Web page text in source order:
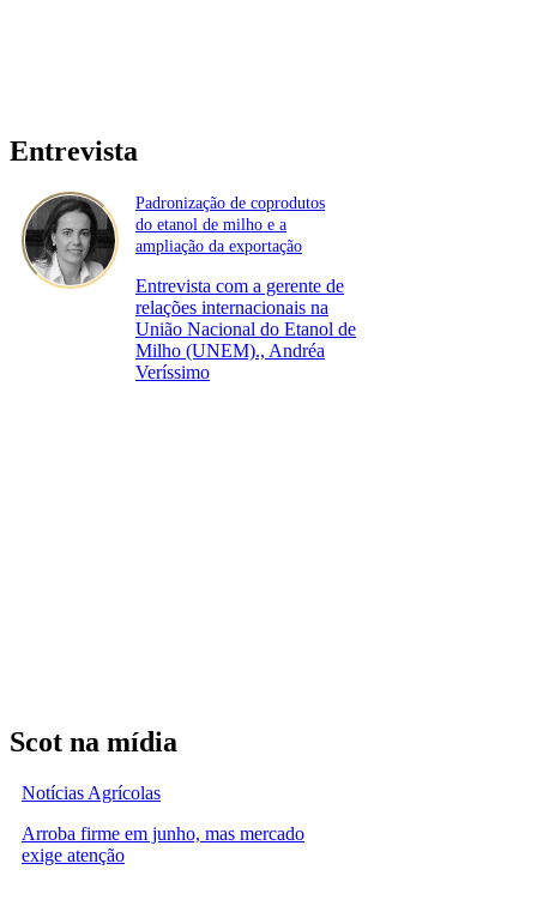
Entrevista
Padronização de coprodutos
do etanol de milho e a
ampliação da exportação
Entrevista com a gerente de
relações internacionais na
União Nacional do Etanol de
Milho (UNEM)., Andréa
Veríssimo
Scot na mídia
Notícias Agrícolas
Arroba firme em junho, mas mercado
exige atenção